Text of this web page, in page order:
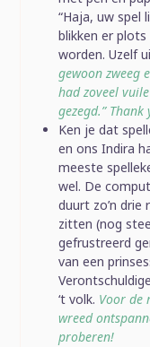
“Haja, uw spel
blikken er
worden. Uzelf
gewoon zweeg
had zoveel
gezegd.” Thank
Ken je dat
en ons Indira
meeste
wel. De
duurt zo’n
zitten (nog
gefrustreerd
van een
‘t volk. Voor de
wreed
proberen!